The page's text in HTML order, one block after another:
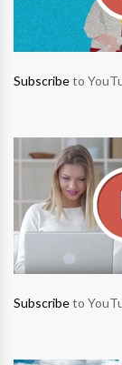
Subscribeto
Subscribeto